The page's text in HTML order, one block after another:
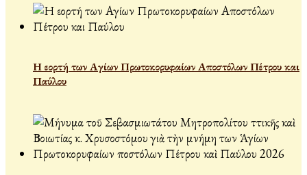
Η εορτή των Αγίων Πρωτοκορυφαίων Αποστόλων Πέτρου και
Παύλου